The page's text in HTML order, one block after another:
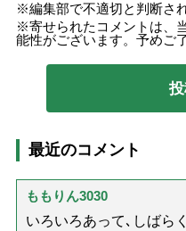
編集部で不適切と判断さ
寄せられたコメントは、
能性がございます。予めご
最近のコメント
ももりん3030
いろいろあって､しばら